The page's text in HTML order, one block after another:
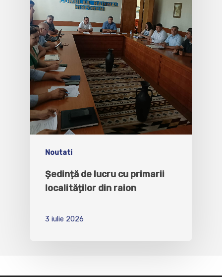
Noutati
Ședință de lucru cu primarii
localităților din raion
3 iulie 2026